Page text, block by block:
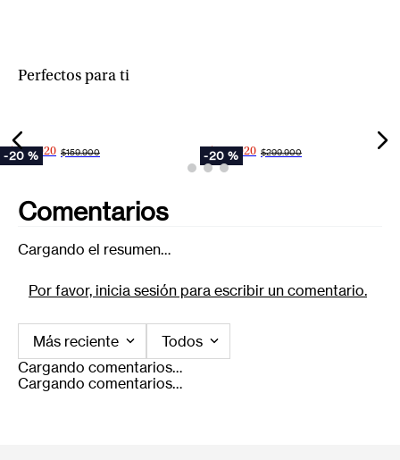
Perfectos para ti
-20 %
+
$127.920 $159.900 -20 %
$239.920 $299.900
Comentarios
Cargando el resumen…
Por favor, inicia sesión para escribir un comentario.
Más reciente
Todos
Cargando comentarios…
Cargando comentarios…